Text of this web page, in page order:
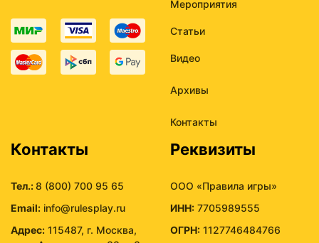
Мероприятия
Статьи
Видео
Архивы
Контакты
Контакты
Тел.:8 (800) 700 95 65
Email: info@rulesplay.ru
Адрес: 115487, г. Москва,
Реквизиты
ООО «Правила игры»
ИНН: 7705989555
ОГРН: 1127746484766